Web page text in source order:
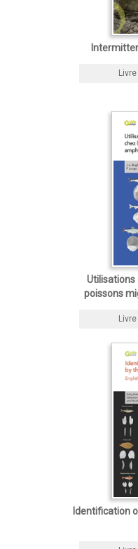
Utilisations
poissons
Identification